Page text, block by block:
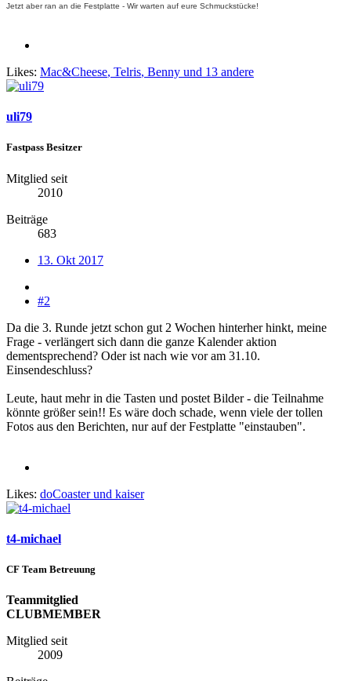
Jetzt aber ran an die Festplatte - Wir warten auf eure Schmuckstücke!
Likes: Mac&Cheese, Telris, Benny und 13 andere
uli79
Fastpass Besitzer
Mitglied seit
2010
Beiträge
683
13. Okt 2017
#2
Da die 3. Runde jetzt schon gut 2 Wochen hinterher hinkt, meine
Frage - verlängert sich dann die ganze Kalender aktion
dementsprechend? Oder ist nach wie vor am 31.10.
Einsendeschluss?
Leute, haut mehr in die Tasten und postet Bilder - die Teilnahme
könnte größer sein!! Es wäre doch schade, wenn viele der tollen
Fotos aus den Berichten, nur auf der Festplatte "einstauben".
Likes: doCoasterund kaiser
t4-michael
CF Team Betreuung
Teammitglied
CLUBMEMBER
Mitglied seit
2009